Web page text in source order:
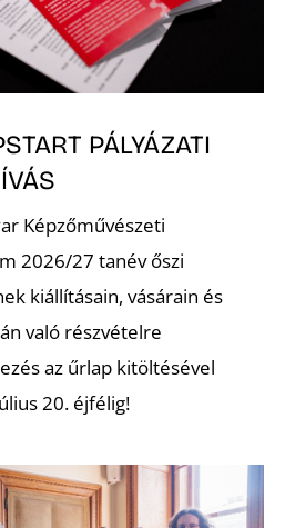
PÁLYÁZATI
Képzőművészeti
2026/27 tanév őszi
kiállításain, vásárain és
való részvételre
az űrlap kitöltésével
20. éjfélig!